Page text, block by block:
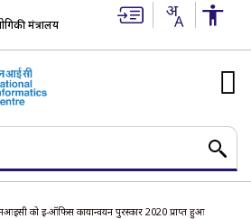
मंत्रालय
को ई-ऑफिस कार्यान्वयन पुरस्कार 2020 प्राप्त हुआ